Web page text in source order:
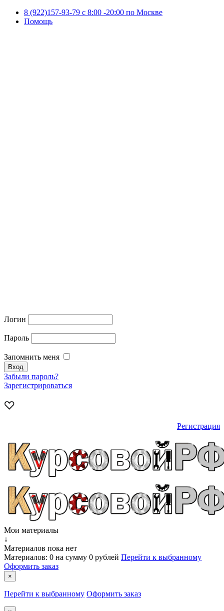
8 (922)157-93-79 c 8:00 -20:00 по Москве
Помощь
Логин
Пароль
Запомнить меня
Забыли пароль?
Зарегистрироваться
Регистрация
Мои материалы
↓
Материалов пока нет
Материалов: 0 на сумму 0 рублей Перейти к выбранному
Оформить заказ
×
Перейти к выбранному Оформить заказ